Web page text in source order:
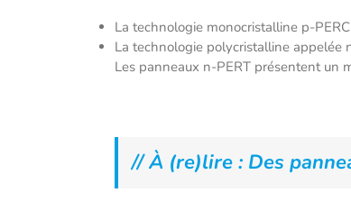
La technologie monocristalline p-
La technologie polycristalline appelée
Les panneaux n-PERT présentent un
// À (re)lire : Des